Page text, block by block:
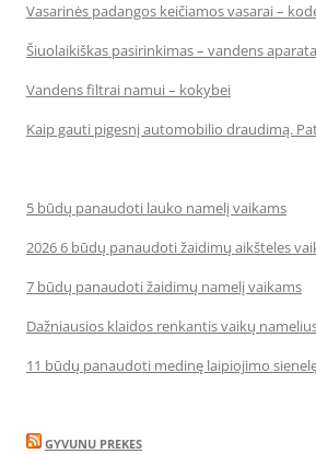
Vasarinės padangos keičiamos vasarai –
Šiuolaikiškas pasirinkimas – vandens
Vandens filtrai namui – kokybei
Kaip gauti pigesnį automobilio draudimą.
5 būdų panaudoti lauko namelį vaikams
2026 6 būdų panaudoti žaidimų aikšteles
7 būdų panaudoti žaidimų namelį vaikams
Dažniausios klaidos renkantis vaikų
11 būdų panaudoti medinę laipiojimo
GYVUNU PREKES